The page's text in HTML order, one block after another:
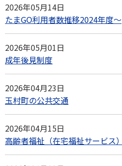
2026年05月14日
たまGO利用者数推移2024年度～
2026年05月01日
成年後見制度
2026年04月23日
玉村町の公共交通
2026年04月15日
高齢者福祉（在宅福祉サービス）